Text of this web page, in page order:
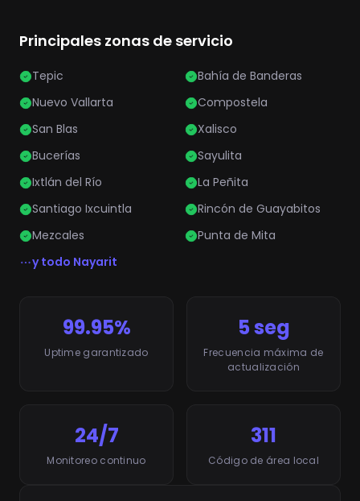
Principales zonas de servicio
Tepic
Bahía de Banderas
Nuevo Vallarta
Compostela
San Blas
Xalisco
Bucerías
Sayulita
Ixtlán del Río
La Peñita
Santiago Ixcuintla
Rincón de Guayabitos
Mezcales
Punta de Mita
y todo Nayarit
99.95%
Uptime garantizado
5 seg
Frecuencia máxima de
actualización
24/7
Monitoreo continuo
311
Código de área local